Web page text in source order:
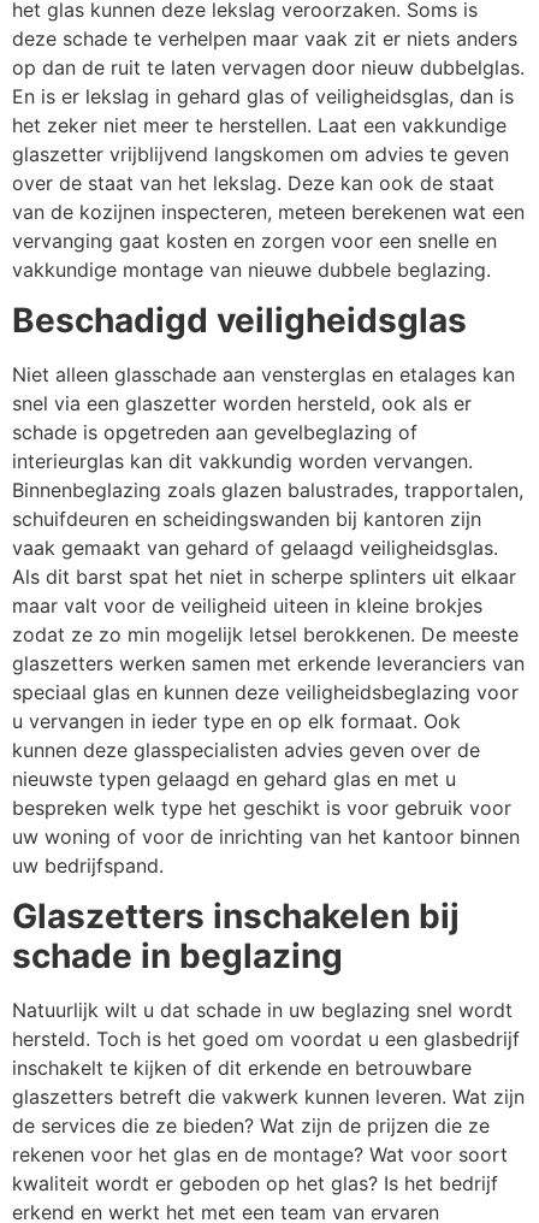
het glas kunnen deze lekslag veroorzaken. Soms is
deze schade te verhelpen maar vaak zit er niets anders
op dan de ruit te laten vervagen door nieuw dubbelglas.
En is er lekslag in gehard glas of veiligheidsglas, dan is
het zeker niet meer te herstellen. Laat een vakkundige
glaszetter vrijblijvend langskomen om advies te geven
over de staat van het lekslag. Deze kan ook de staat
van de kozijnen inspecteren, meteen berekenen wat een
vervanging gaat kosten en zorgen voor een snelle en
vakkundige montage van nieuwe dubbele beglazing.
Beschadigd veiligheidsglas
Niet alleen glasschade aan vensterglas en etalages kan
snel via een glaszetter worden hersteld, ook als er
schade is opgetreden aan gevelbeglazing of
interieurglas kan dit vakkundig worden vervangen.
Binnenbeglazing zoals glazen balustrades, trapportalen,
schuifdeuren en scheidingswanden bij kantoren zijn
vaak gemaakt van gehard of gelaagd veiligheidsglas.
Als dit barst spat het niet in scherpe splinters uit elkaar
maar valt voor de veiligheid uiteen in kleine brokjes
zodat ze zo min mogelijk letsel berokkenen. De meeste
glaszetters werken samen met erkende leveranciers van
speciaal glas en kunnen deze veiligheidsbeglazing voor
u vervangen in ieder type en op elk formaat. Ook
kunnen deze glasspecialisten advies geven over de
nieuwste typen gelaagd en gehard glas en met u
bespreken welk type het geschikt is voor gebruik voor
uw woning of voor de inrichting van het kantoor binnen
uw bedrijfspand.
Glaszetters inschakelen bij
schade in beglazing
Natuurlijk wilt u dat schade in uw beglazing snel wordt
hersteld. Toch is het goed om voordat u een glasbedrijf
inschakelt te kijken of dit erkende en betrouwbare
glaszetters betreft die vakwerk kunnen leveren. Wat zijn
de services die ze bieden? Wat zijn de prijzen die ze
rekenen voor het glas en de montage? Wat voor soort
kwaliteit wordt er geboden op het glas? Is het bedrijf
erkend en werkt het met een team van ervaren